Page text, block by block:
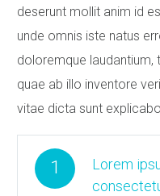
deserunt mollit anim id
unde omnis iste natus
doloremque
quae ab illo inventore
vitae dicta sunt explicabo.
1
Lorem